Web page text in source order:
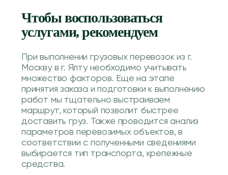
Чтобы воспользоваться
услугами, рекомендуем
При выполнении грузовых перевозок из г.
Москву в г. Ялту необходимо учитывать
множество факторов. Еще на этапе
принятия заказа и подготовки к выполнению
работ мы тщательно выстраиваем
маршрут, который позволит быстрее
доставить груз. Также проводится анализ
параметров перевозимых объектов, в
соответствии с полученными сведениями
выбирается тип транспорта, крепежные
средства.